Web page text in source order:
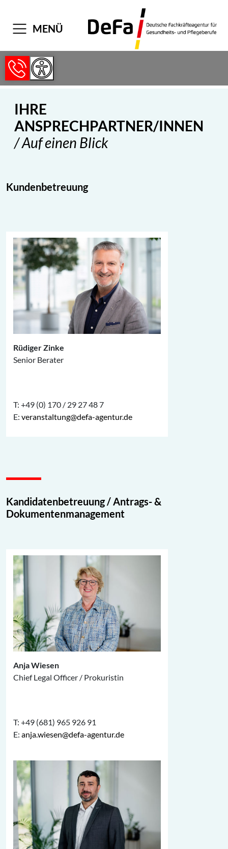
MENÜ
IHRE
ANSPRECHPARTNER/INNEN
/ Auf einen Blick
Kundenbetreuung
Rüdiger Zinke
Senior Berater
T: +49 (0) 170 / 29 27 48 7
E: veranstaltung@defa-agentur.de
Kandidatenbetreuung / Antrags- &
Dokumentenmanagement
Anja Wiesen
Chief Legal Officer / Prokuristin
T: +49 (681) 965 926 91
E: anja.wiesen@defa-agentur.de